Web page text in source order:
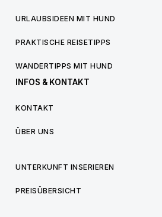
URLAUBSIDEEN MIT HUND
PRAKTISCHE REISETIPPS
WANDERTIPPS MIT HUND
INFOS & KONTAKT
KONTAKT
ÜBER UNS
UNTERKUNFT INSERIEREN
PREISÜBERSICHT